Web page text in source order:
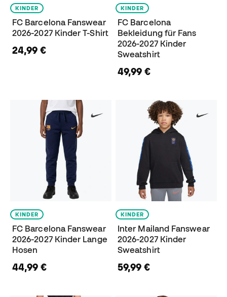
KINDER
FC Barcelona Fanswear
2026-2027 Kinder T-Shirt
24,99 €
KINDER
FC Barcelona
Bekleidung für Fans
2026-2027 Kinder
Sweatshirt
49,99 €
KINDER
FC Barcelona Fanswear
2026-2027 Kinder Lange
Hosen
44,99 €
KINDER
Inter Mailand Fanswear
2026-2027 Kinder
Sweatshirt
59,99 €